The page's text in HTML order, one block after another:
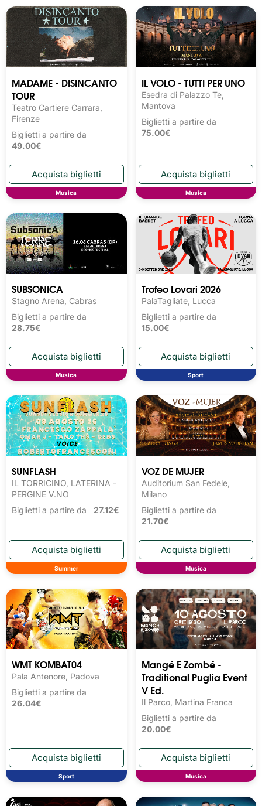
MADAME - DISINCANTO
TOUR
Teatro Cartiere Carrara,
Firenze
Biglietti a partire da
49.00€
Musica
IL VOLO - TUTTI PER UNO
Esedra di Palazzo Te,
Mantova
Biglietti a partire da
75.00€
Musica
SUBSONICA
Stagno Arena, Cabras
Biglietti a partire da
28.75€
Musica
Trofeo Lovari 2026
PalaTagliate, Lucca
Biglietti a partire da
15.00€
Sport
SUNFLASH
IL TORRICINO, LATERINA -
PERGINE V.NO
Biglietti a partire da 27.12€
Summer
VOZ DE MUJER
Auditorium San Fedele,
Milano
Biglietti a partire da
21.70€
Musica
WMT KOMBAT04
Pala Antenore, Padova
Biglietti a partire da
26.04€
Sport
Mangé E Zombé -
Traditional Puglia Event
V Ed.
Il Parco, Martina Franca
Biglietti a partire da
20.00€
Musica